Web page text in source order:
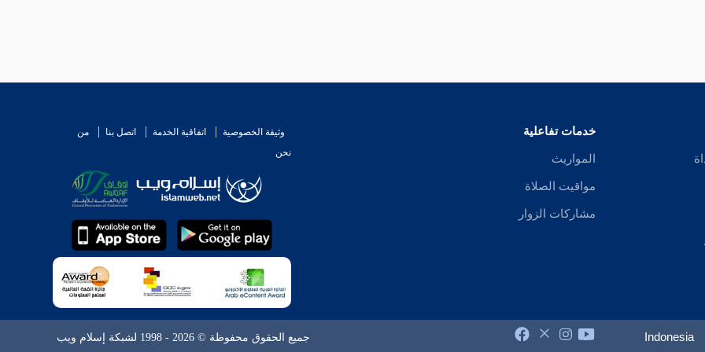
خدمات تفاعلية
المواريث
مواقيت الصلاة
مشاركات الزوار
وثيقة الخصوصية اتفاقية الخدمة اتصل بنا
من
نحن
Indonesia جميع الحقوق محفوظة © 2026 - 1998 لشبكة إسلام ويب